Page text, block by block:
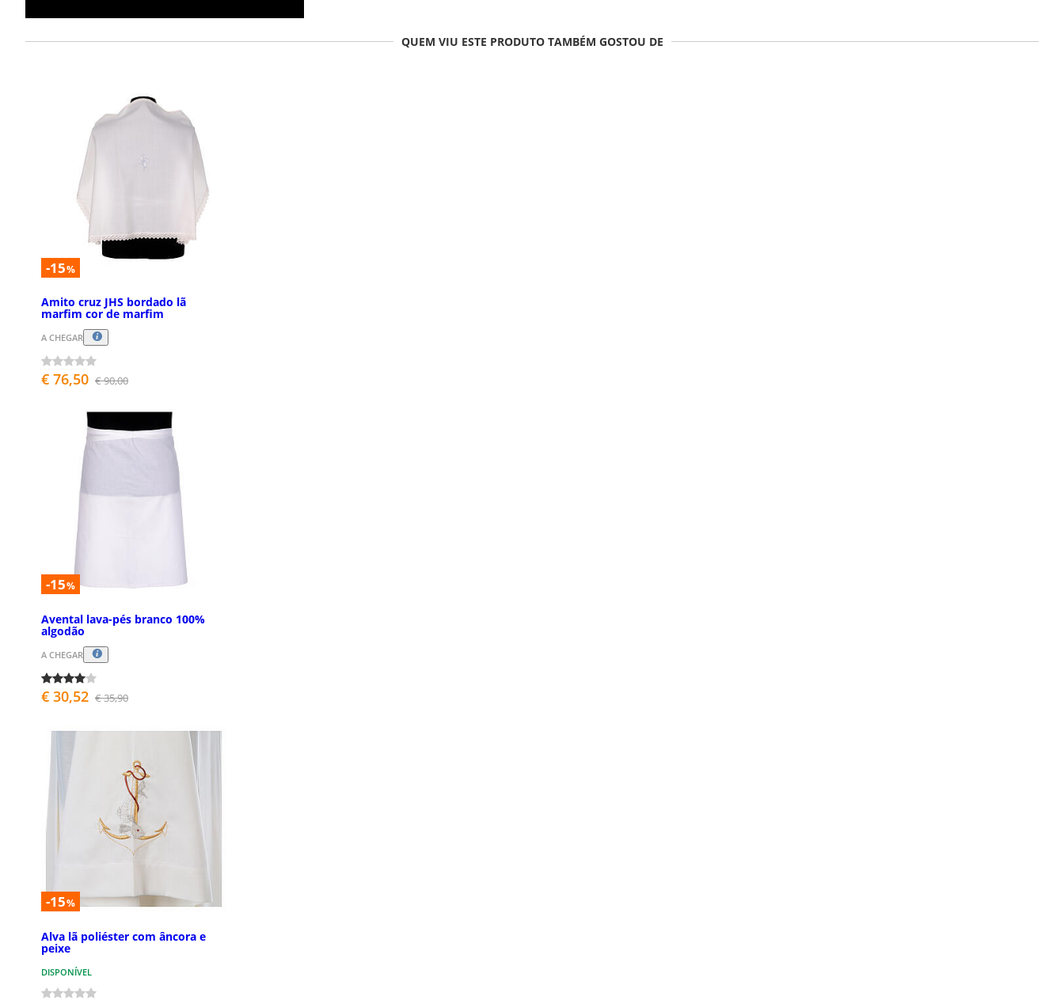
QUEM VIU ESTE PRODUTO TAMBÉM GOSTOU DE
-15%
Amito cruz JHS bordado lã
marfim cor de marfim
A CHEGAR
€ 76,50 € 90,00
-15%
Avental lava-pés branco 100%
algodão
A CHEGAR
€ 30,52 € 35,90
-15%
Alva lã poliéster com âncora e
peixe
DISPONÍVEL